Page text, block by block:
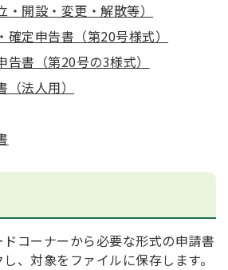
開設・変更・解散等）
定申告書（第20号様式）
書（第20号の3様式）
法人用）
コーナーから必要な形式の申請書
、対象をファイルに保存します。